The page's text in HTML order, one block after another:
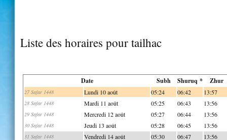
Liste des horaires pour tailhac
Date Subh Shuruq * Zhur
27 Safar 1448 Lundi 10 août 05:24 06:42 13:57
28 Safar 1448 Mardi 11 août 05:25 06:43 13:56
29 Safar 1448 Mercredi 12 août 05:27 06:44 13:56
30 Safar 1448 Jeudi 13 août 05:28 06:45 13:56
31 Safar 1448 Vendredi 14 août 05:30 06:47 13:56